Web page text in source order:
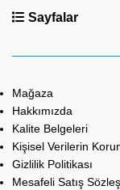
Sayfalar
Mağaza
Hakkımızda
Kalite Belgeleri
Kişisel Verilerin
Gizlilik Politikası
Mesafeli Satış